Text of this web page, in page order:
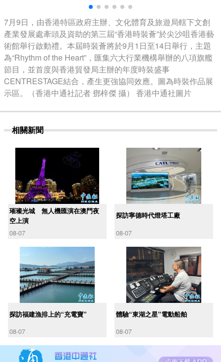
7月9日，由香港特區政府主辦、文化體育及旅遊局轄下文創
產業發展處牽頭及資助的第三屆“香港時裝薈”於尖沙咀香港藝
術館舉行啟動禮。本屆時裝薈將於9月1日至14日舉行，主題
為“Rhythm of the Heart”，匯集六大行業機構舉辦的八項旗艦
節目，並首度與香港貿發局主辦的年度時裝盛事
CENTRESTAGE結合，產生更強協同效應。圖為時裝作品展
示區。（香港中通社記者 鄧梓傑 攝） 香港中通社圖片
相關新聞
璀璨光城 無人機匯演在澳門夜
空上演
08-07
探訪寧德時代燈塔工廠
08-07
探訪福建漁排上的“充電寶”
08-07
體驗“東湖之星”電動船舶
08-07